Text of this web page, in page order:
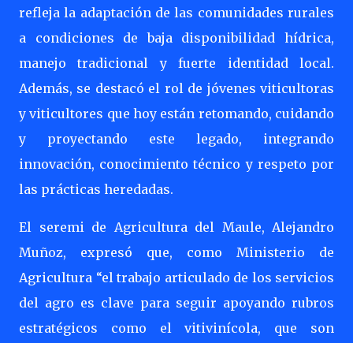
refleja la adaptación de las comunidades rurales
a condiciones de baja disponibilidad hídrica,
manejo tradicional y fuerte identidad local.
Además, se destacó el rol de jóvenes viticultoras
y viticultores que hoy están retomando, cuidando
y proyectando este legado, integrando
innovación, conocimiento técnico y respeto por
las prácticas heredadas.
El seremi de Agricultura del Maule, Alejandro
Muñoz, expresó que, como Ministerio de
Agricultura “el trabajo articulado de los servicios
del agro es clave para seguir apoyando rubros
estratégicos como el vitivinícola, que son